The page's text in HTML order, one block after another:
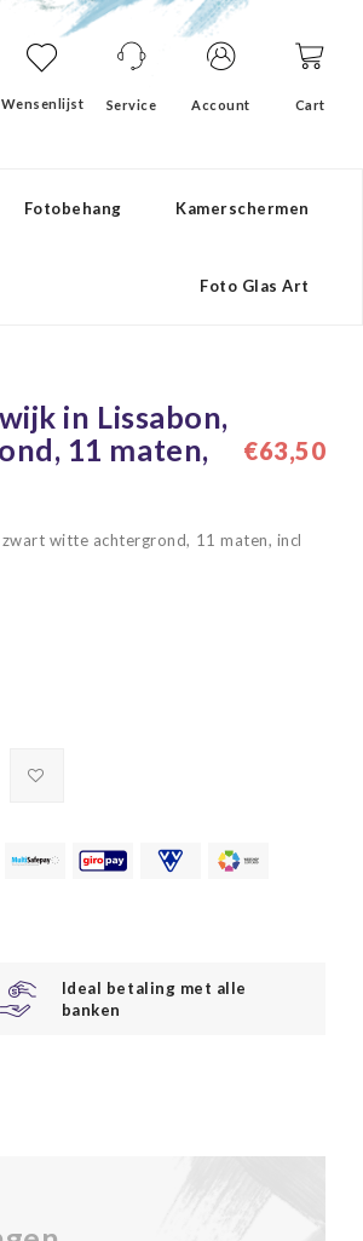
Wensenlijst Service Account Cart
Fotobehang Kamerschermen
Foto Glas Art
in Lissabon,
11 maten,
€63,50
witte achtergrond, 11 maten, incl
Ideal betaling met alle
banken